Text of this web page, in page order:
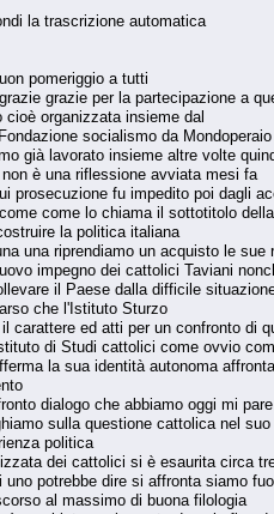
la trascrizione automatica
pomeriggio a tutti
grazie per la partecipazione a
cioè organizzata insieme dal
socialismo da
già lavorato insieme altre volte
non è una riflessione avviata mesi fa
prosecuzione fu impedito poi dagli
come lo chiama il sottotitolo
la politica italiana
una riprendiamo un acquisto le
impegno dei cattolici Taviani
il Paese dalla difficile
che l'Istituto Sturzo
carattere ed atti per un confronto di
di Studi cattolici come ovvio
la sua identità autonoma
dialogo che abbiamo oggi mi
sulla questione cattolica nel
politica
dei cattolici si è esaurita circa
uno potrebbe dire si affronta siamo
al massimo di buona filologia